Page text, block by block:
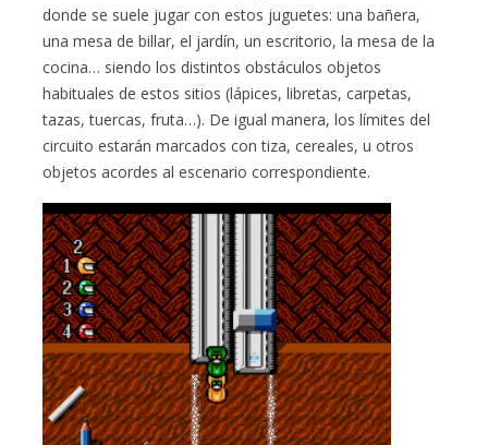
donde se suele jugar con estos juguetes: una bañera,
una mesa de billar, el jardín, un escritorio, la mesa de la
cocina… siendo los distintos obstáculos objetos
habituales de estos sitios (lápices, libretas, carpetas,
tazas, tuercas, fruta…). De igual manera, los límites del
circuito estarán marcados con tiza, cereales, u otros
objetos acordes al escenario correspondiente.